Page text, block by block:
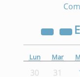
Lun Mar
30 31